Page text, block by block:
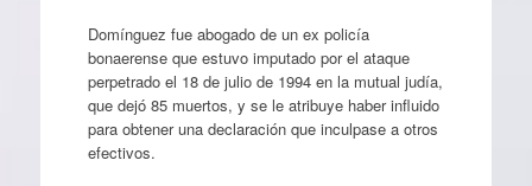
Domínguez fue abogado de un ex policía
bonaerense que estuvo imputado por el ataque
perpetrado el 18 de julio de 1994 en la mutual judía,
que dejó 85 muertos, y se le atribuye haber influido
para obtener una declaración que inculpase a otros
efectivos.